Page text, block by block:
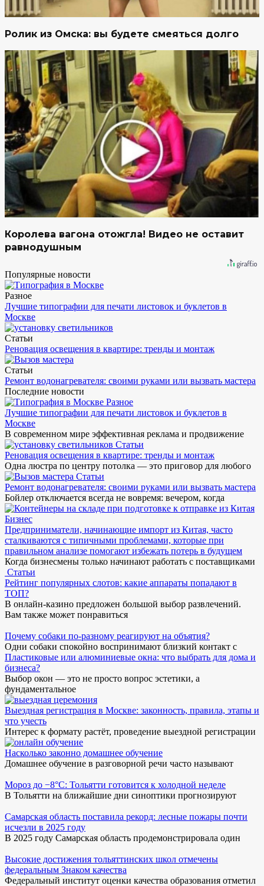
Ролик из Омска: вы будете смеяться долго
Королева вагона отожгла! Видео не оставит
равнодушным
Популярные новости
Разное
Лучшие типографии для печати листовок и буклетов в
Москве
Статьи
Реновация освещения в квартире: тренды и монтаж
Статьи
Ремонт водонагревателя: своими руками или вызвать мастера
Последние новости
Разное
Лучшие типографии для печати листовок и буклетов в
Москве
В современном мире эффективная реклама и продвижение
Статьи
Реновация освещения в квартире: тренды и монтаж
Одна люстра по центру потолка — это приговор для любого
Статьи
Ремонт водонагревателя: своими руками или вызвать мастера
Бойлер отключается всегда не вовремя: вечером, когда
Бизнес
Предприниматели, начинающие импорт из Китая, часто
сталкиваются с типичными проблемами, которые при
правильном анализе помогают избежать потерь в будущем
Когда бизнесмены только начинают работать с поставщиками
Статьи
Рейтинг популярных слотов: какие аппараты попадают в
ТОП?
В онлайн-казино предложен большой выбор развлечений.
Вам также может понравиться
Почему собаки по-разному реагируют на объятия?
Одни собаки спокойно воспринимают близкий контакт с
Пластиковые или алюминиевые окна: что выбрать для дома и
бизнеса?
Выбор окон — это не просто вопрос эстетики, а
фундаментальное
Выездная регистрация в Москве: законность, правила, этапы и
что учесть
Интерес к формату растёт, проведение выездной регистрации
Насколько законно домашнее обучение
Домашнее обучение в разговорной речи часто называют
Мороз до −8°C: Тольятти готовится к холодной неделе
В Тольятти на ближайшие дни синоптики прогнозируют
Самарская область поставила рекорд: лесные пожары почти
исчезли в 2025 году
В 2025 году Самарская область продемонстрировала один
Высокие достижения тольяттинских школ отмечены
федеральным Знаком качества
Федеральный институт оценки качества образования отметил